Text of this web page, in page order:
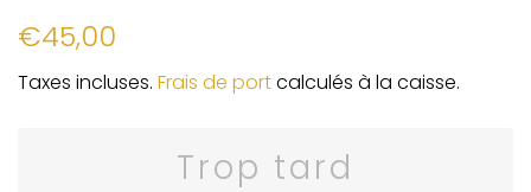
Prix
€45,00
Taxes incluses. Frais de portcalculés à la caisse.
Trop tard